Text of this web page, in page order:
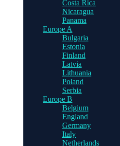
Costa Rica
Nicaragua
Panama
Europe A
Bulgaria
Estonia
Finland
Latvia
Lithuania
Poland
Serbia
Europe B
Belgium
England
Germany
Italy
Netherlands